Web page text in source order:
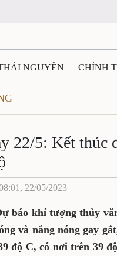
NGUYÊN CHÍNH
BẠN ĐỌC
QUỐC TẾ TÀI
22/5: Kết
Bắc Bộ
08:01, 22/05/2023
Dự báo khí tượng
tục có nắng
nhiệt độ cao nhất